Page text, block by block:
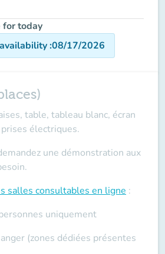
for today
:08/17/2026
table, tableau blanc, écran
électriques.
une démonstration aux
salles consultables en ligne :
uniquement
(zones dédiées présentes